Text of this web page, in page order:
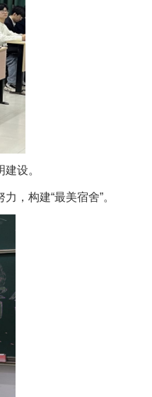
设。
，构建“最美宿舍”。